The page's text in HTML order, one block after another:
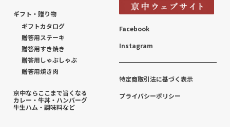
ギフト・贈り物
ギフトカタログ
贈答用ステーキ
贈答用すき焼き
贈答用しゃぶしゃぶ
贈答用焼き肉
京中ならここまで旨くなる
カレー・牛丼・ハンバーグ
牛生ハム・調味料など
Facebook
Instagram
特定商取引法に基づく表示
プライバシーポリシー